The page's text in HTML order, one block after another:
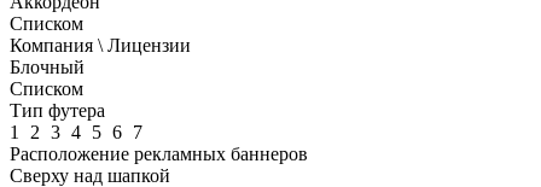
Списком
Компания \ Лицензии
Блочный
Списком
Тип футера
1
2 3 4 5 6 7
Расположение рекламных баннеров
Сверху над шапкой